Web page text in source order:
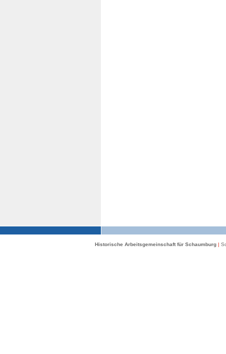
Historische Arbeitsgemeinschaft für Schaumburg |